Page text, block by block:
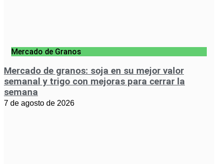
Mercado de Granos
Mercado de granos: soja en su mejor valor
semanal y trigo con mejoras para cerrar la
semana
7 de agosto de 2026